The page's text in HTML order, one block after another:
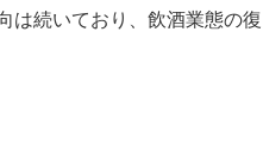
は続いており、飲酒業態の復